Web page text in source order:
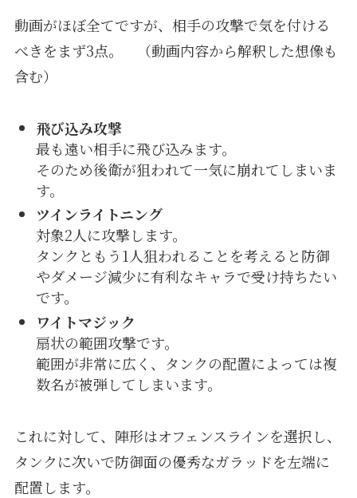
動画がほぼ全てですが、相手の攻撃で気を付ける
べきをまず3点。 （動画内容から解釈した想像も
含む）
飛び込み攻撃
最も遠い相手に飛び込みます。
そのため後衛が狙われて一気に崩れてしまいま
す。
ツインライトニング
対象2人に攻撃します。
タンクともう1人狙われることを考えると防御
やダメージ減少に有利なキャラで受け持ちたい
です。
ワイトマジック
扇状の範囲攻撃です。
範囲が非常に広く、タンクの配置によっては複
数名が被弾してしまいます。
これに対して、陣形はオフェンスラインを選択し、
タンクに次いで防御面の優秀なガラッドを左端に
配置します。